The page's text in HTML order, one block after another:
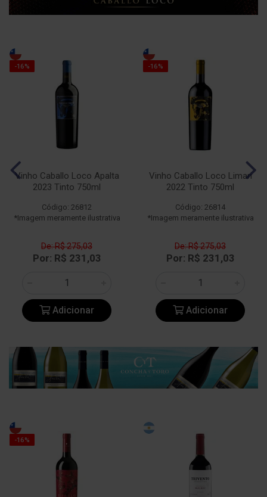
-16%
Vinho Caballo Loco Apalta
2023 Tinto 750ml
Código: 26812
*Imagem meramente ilustrativa
De: R$ 275,03
Por: R$ 231,03
Adicionar
-16%
Vinho Caballo Loco Limari
2022 Tinto 750ml
Código: 26814
*Imagem meramente ilustrativa
De: R$ 275,03
Por: R$ 231,03
Adicionar
-16%